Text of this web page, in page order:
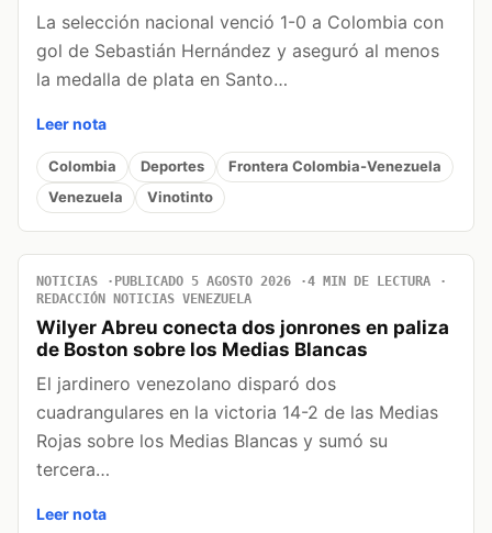
La selección nacional venció 1-0 a Colombia con
gol de Sebastián Hernández y aseguró al menos
la medalla de plata en Santo…
Leer nota
Colombia Deportes
Frontera Colombia-Venezuela
Venezuela
Vinotinto
NOTICIAS PUBLICADO 5 AGOSTO 2026
4 MIN DE LECTURA
REDACCIÓN NOTICIAS VENEZUELA
Wilyer Abreu conecta dos jonrones en paliza
de Boston sobre los Medias Blancas
El jardinero venezolano disparó dos
cuadrangulares en la victoria 14-2 de las Medias
Rojas sobre los Medias Blancas y sumó su
tercera…
Leer nota